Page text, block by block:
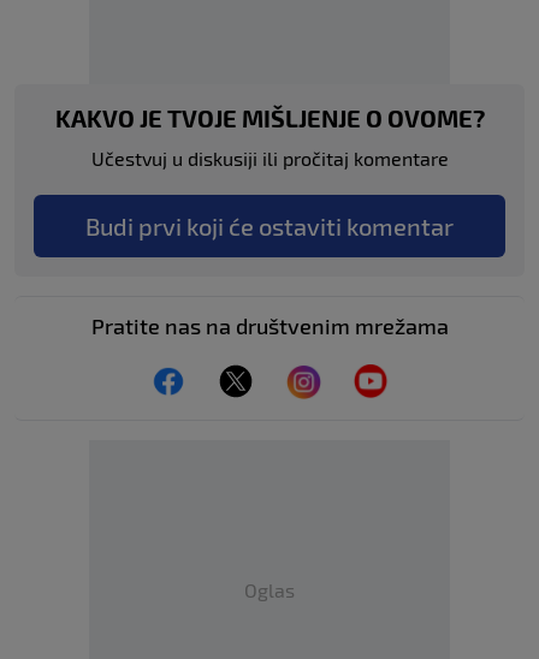
KAKVO JE TVOJE MIŠLJENJE O OVOME?
Učestvuj u diskusiji ili pročitaj komentare
Budi prvi koji će ostaviti komentar
Pratite nas na društvenim mrežama
Oglas